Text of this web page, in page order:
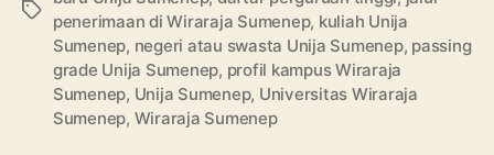
Tags
penerimaan di Wiraraja Sumenep, kuliah Unija
Sumenep, negeri atau swasta Unija Sumenep, passing
grade Unija Sumenep, profil kampus Wiraraja
Sumenep, Unija Sumenep, Universitas Wiraraja
Sumenep, Wiraraja Sumenep